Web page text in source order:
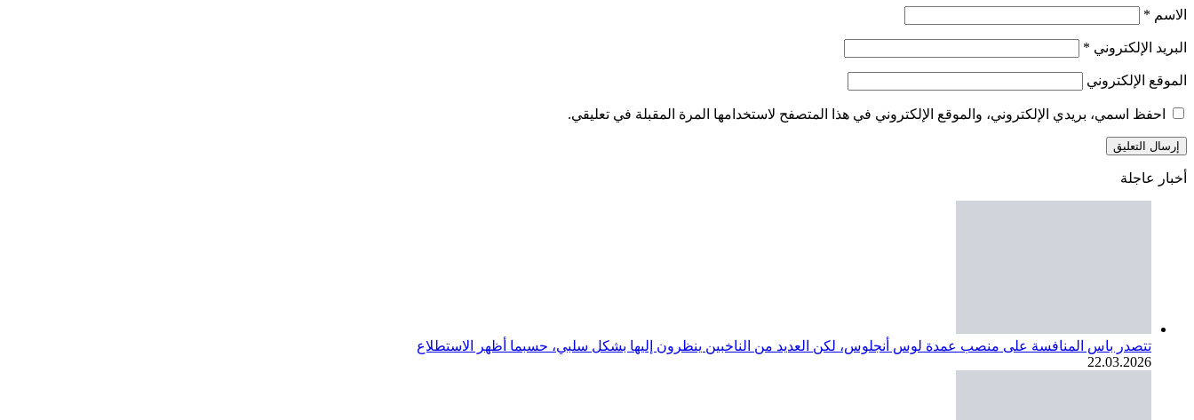
الاسم *
البريد الإلكتروني *
الموقع الإلكتروني
احفظ اسمي، بريدي الإلكتروني، والموقع الإلكتروني في هذا المتصفح لاستخدامها المرة المقبلة في تعليقي.
أخبار عاجلة
تتصدر باس المنافسة على منصب عمدة لوس أنجلوس، لكن العديد من الناخبين ينظرون إليها بشكل سلبي، حسبما أظهر الاستطلاع
22.03.2026